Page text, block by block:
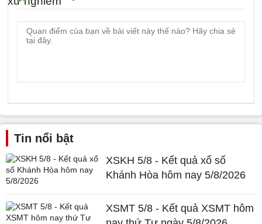
Tin nổi bật
XSKH 5/8 - Kết quả xổ số
Khánh Hòa hôm nay 5/8/2026
XSMT 5/8 - Kết quả XSMT hôm